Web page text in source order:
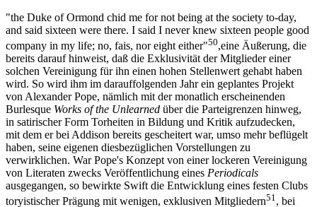
"the Duke of Ormond chid me for not being at the society to-day,
and said sixteen were there. I said I never knew sixteen people good
company in my life; no, fais, nor eight either"50,eine Äußerung, die
bereits darauf hinweist, daß die Exklusivität der Mitglieder einer
solchen Vereinigung für ihn einen hohen Stellenwert gehabt haben
wird. So wird ihm im darauffolgenden Jahr ein geplantes Projekt
von Alexander Pope, nämlich mit der monatlich erscheinenden
Burlesque Works of the Unlearned über die Parteigrenzen hinweg,
in satirischer Form Torheiten in Bildung und Kritik aufzudecken,
mit dem er bei Addison bereits gescheitert war, umso mehr beflügelt
haben, seine eigenen diesbezüglichen Vorstellungen zu
verwirklichen. War Pope's Konzept von einer lockeren Vereinigung
von Literaten zwecks Veröffentlichung eines Periodicals
ausgegangen, so bewirkte Swift die Entwicklung eines festen Clubs
toryistischer Prägung mit wenigen, exklusiven Mitgliedern51 , bei